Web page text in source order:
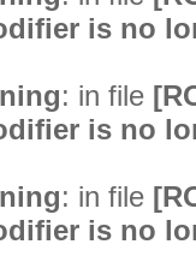
is no
: in file
is no
: in file
is no